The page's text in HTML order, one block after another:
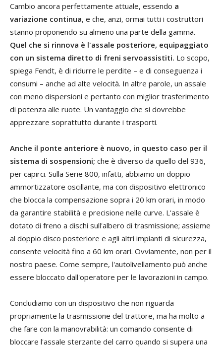
Cambio ancora perfettamente attuale, essendo a
variazione continua, e che, anzi, ormai tutti i costruttori
stanno proponendo su almeno una parte della gamma.
Quel che si rinnova è l'assale posteriore, equipaggiato
con un sistema diretto di freni servoassistiti. Lo scopo,
spiega Fendt, è di ridurre le perdite – e di conseguenza i
consumi – anche ad alte velocità. In altre parole, un assale
con meno dispersioni e pertanto con miglior trasferimento
di potenza alle ruote. Un vantaggio che si dovrebbe
apprezzare soprattutto durante i trasporti.
Anche il ponte anteriore è nuovo, in questo caso per il
sistema di sospensioni; che è diverso da quello del 936,
per capirci. Sulla Serie 800, infatti, abbiamo un doppio
ammortizzatore oscillante, ma con dispositivo elettronico
che blocca la compensazione sopra i 20 km orari, in modo
da garantire stabilità e precisione nelle curve. L'assale è
dotato di freno a dischi sull'albero di trasmissione; assieme
al doppio disco posteriore e agli altri impianti di sicurezza,
consente velocità fino a 60 km orari. Ovviamente, non per il
nostro paese. Come sempre, l'autolivellamento può anche
essere bloccato dall'operatore per le lavorazioni in campo.
Concludiamo con un dispositivo che non riguarda
propriamente la trasmissione del trattore, ma ha molto a
che fare con la manovrabilità: un comando consente di
bloccare l'assale sterzante del carro quando si supera una